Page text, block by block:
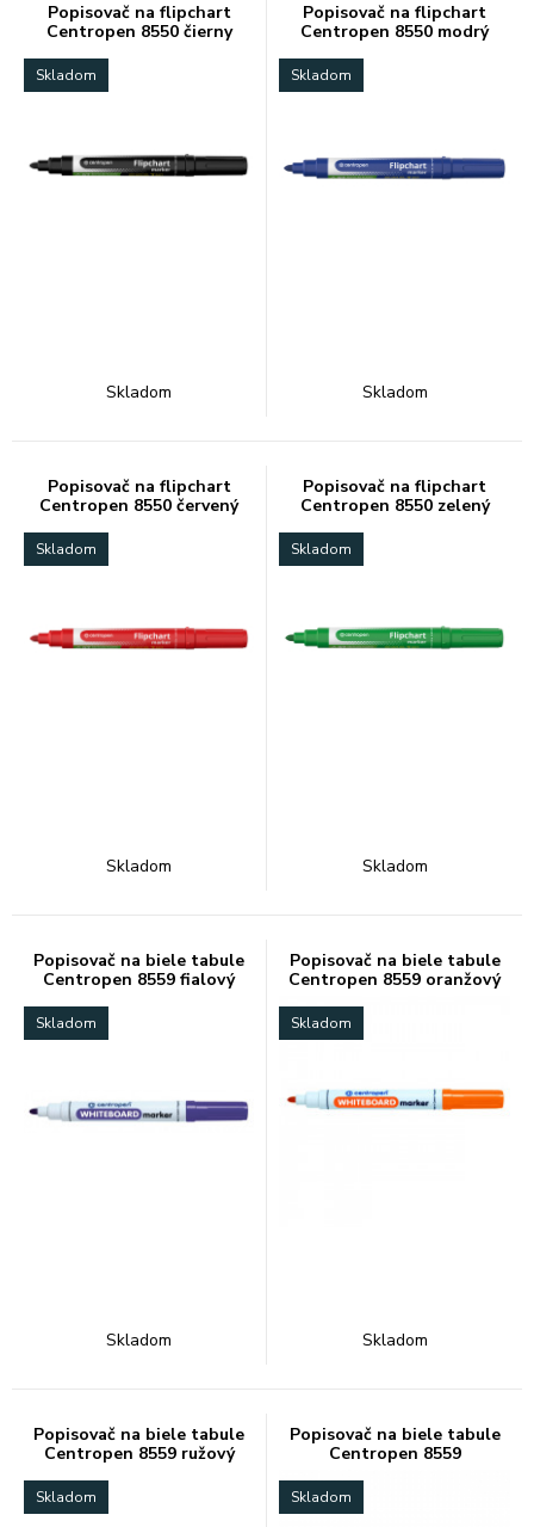
Popisovač na flipchart
Centropen 8550 čierny
Skladom
Skladom
Popisovač na flipchart
Centropen 8550 modrý
Skladom
Skladom
Popisovač na flipchart
Centropen 8550 červený
Skladom
Skladom
Popisovač na flipchart
Centropen 8550 zelený
Skladom
Skladom
Popisovač na biele tabule
Centropen 8559 fialový
Skladom
Skladom
Popisovač na biele tabule
Centropen 8559 oranžový
Skladom
Skladom
Popisovač na biele tabule
Centropen 8559 ružový
Skladom
Popisovač na biele tabule
Centropen 8559
Skladom